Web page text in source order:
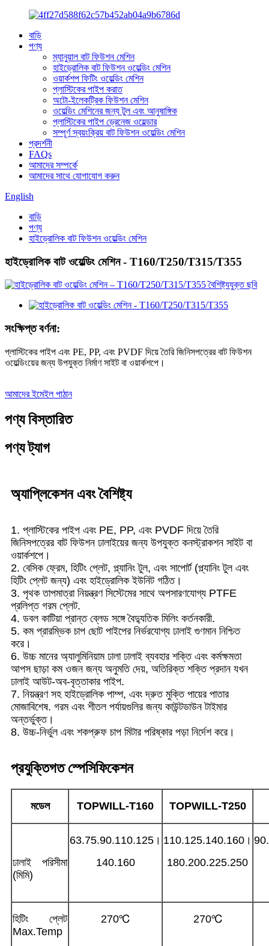
বাড়ি
পণ্য
ম্যানুয়াল বাট ফিউশন মেশিন
হাইড্রোলিক বাট ফিউশন ওয়েল্ডিং মেশিন
ওয়ার্কশপ ফিটিং ওয়েল্ডিং মেশিন
প্লাস্টিকের পাইপ করাত
অটো-ইলেকট্রিক ফিউশন মেশিন
ওয়েল্ডিং মেশিনের জন্য টুল এবং আনুষাঙ্গিক
প্লাস্টিকের পাইপ ড্রেনেজ ওয়েল্ডার
সম্পূর্ণ স্বয়ংক্রিয় বাট ফিউশন ওয়েল্ডিং মেশিন
প্রদর্শনী
FAQs
আমাদের সম্পর্কে
আমাদের সাথে যোগাযোগ করুন
English
বাড়ি
পণ্য
হাইড্রোলিক বাট ফিউশন ওয়েল্ডিং মেশিন
হাইড্রোলিক বাট ওয়েল্ডিং মেশিন - T160/T250/T315/T355
সংক্ষিপ্ত বর্ণনা:
প্লাস্টিকের পাইপ এবং PE, PP, এবং PVDF দিয়ে তৈরি জিনিসপত্রের বাট ফিউশন
ওয়েল্ডিংয়ের জন্য উপযুক্ত নির্মাণ সাইট বা ওয়ার্কশপে।
আমাদের ইমেইল পাঠান
পণ্য বিস্তারিত
পণ্য ট্যাগ
অ্যাপ্লিকেশন এবং বৈশিষ্ট্য
1. প্লাস্টিকের পাইপ এবং PE, PP, এবং PVDF দিয়ে তৈরি
জিনিসপত্রের বাট ফিউশন ঢালাইয়ের জন্য উপযুক্ত কনস্ট্রাকশন সাইট বা
ওয়ার্কশপে।
2. বেসিক ফ্রেম, হিটিং প্লেট, প্ল্যানিং টুল, এবং সাপোর্ট (প্ল্যানিং টুল এবং
হিটিং প্লেট জন্য) এবং হাইড্রোলিক ইউনিট গঠিত।
3. পৃথক তাপমাত্রা নিয়ন্ত্রণ সিস্টেমের সাথে অপসারণযোগ্য PTFE
প্রলিপ্ত গরম প্লেট.
4. ডবল কাটিয়া প্রান্ত ব্লেড সঙ্গে বৈদ্যুতিক মিলিং কর্তনকারী.
5. কম প্রারম্ভিক চাপ ছোট পাইপের নির্ভরযোগ্য ঢালাই গুণমান নিশ্চিত
করে।
6. উচ্চ মানের অ্যালুমিনিয়াম ঢালা ঢালাই ব্যবহার শক্তি এবং কর্মক্ষমতা
আপস ছাড়া কম ওজন জন্য অনুমতি দেয়, অতিরিক্ত শক্তি প্রদান যখন
ঢালাই আউট-অব-বৃত্তাকার পাইপ.
7. নিয়ন্ত্রণ সহ হাইড্রোলিক পাম্প, এবং দ্রুত মুক্তি পায়ের পাতার
মোজাবিশেষ. গরম এবং শীতল পর্যায়গুলির জন্য কাউন্টডাউন টাইমার
অন্তর্ভুক্ত।
8. উচ্চ-নির্ভুল এবং শকপ্রুফ চাপ মিটার পরিষ্কার পড়া নির্দেশ করে।
প্রযুক্তিগত স্পেসিফিকেশন
মডেল TOPWILL-T160 TOPWILL-T250
ঢালাই পরিসীমা
(মিমি)
63.75.90.110.125।
140.160
110.125.140.160।
180.200.225.250
হিটিং প্লেট
Max.Temp
270℃ 270℃